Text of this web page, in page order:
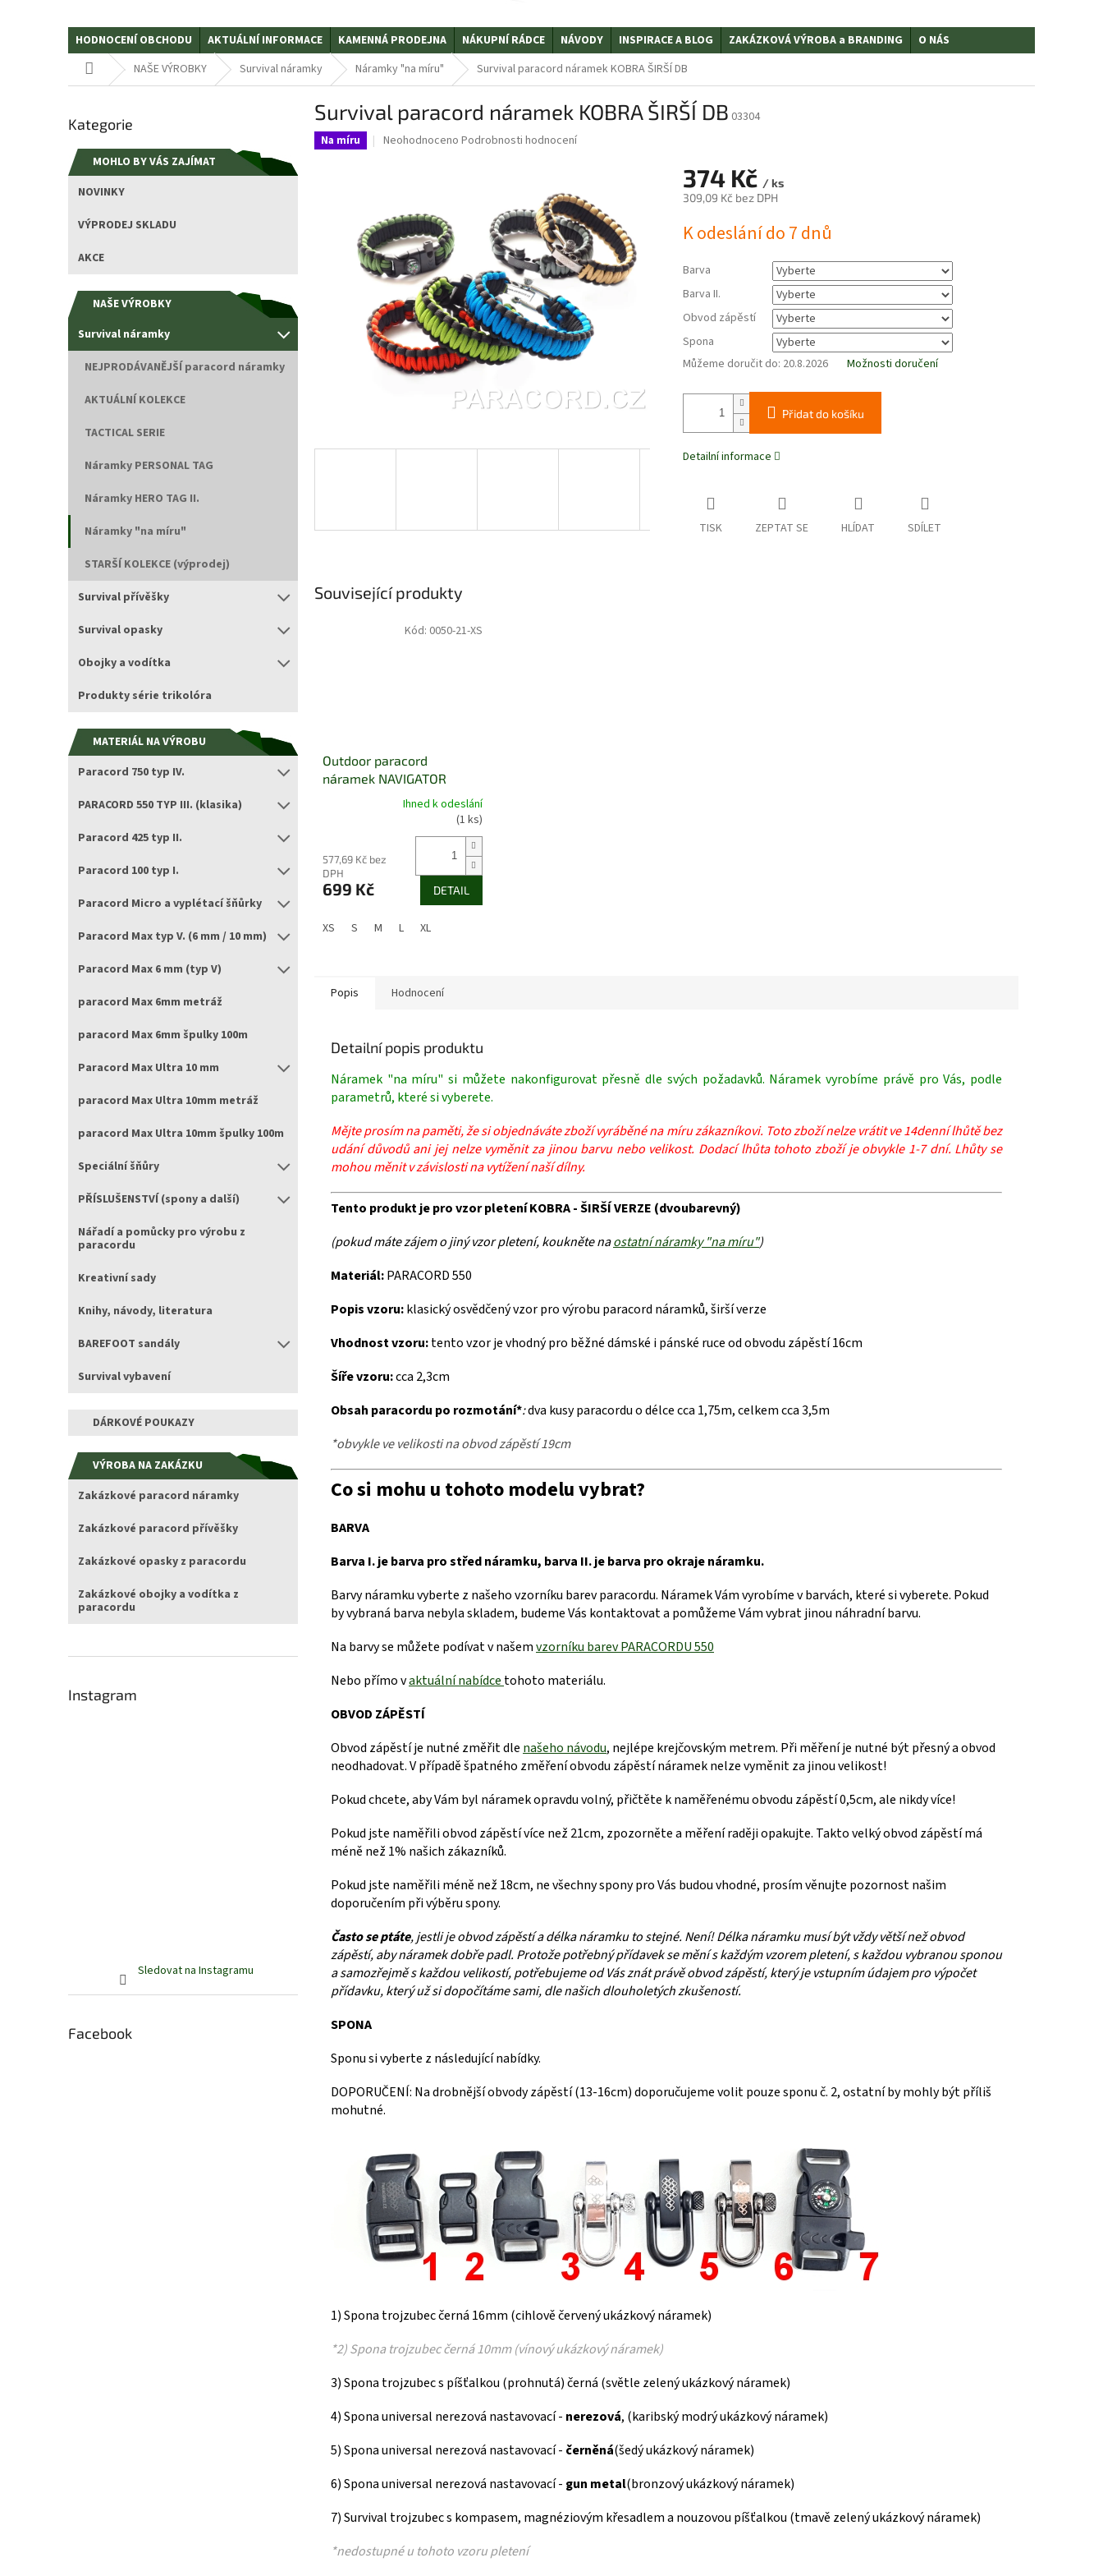
HODNOCENÍ OBCHODU AKTUÁLNÍ INFORMACE KAMENNÁ PRODEJNA NÁKUPNÍ RÁDCE NÁVODY INSPIRACE A BLOG ZAKÁZKOVÁ VÝROBA a BRANDING
O NÁS
Domů NAŠE VÝROBKY Survival náramky Náramky "na míru" Survival paracord náramek KOBRA ŠIRŠÍ DB
s
r
n
e
kategorie
Kategorie
MOHLO BY VÁS ZAJÍMAT
NOVINKY
VÝPRODEJ SKLADU
AKCE
NAŠE VÝROBKY
Survival náramky
NEJPRODÁVANĚJŠÍ paracord náramky
AKTUÁLNÍ KOLEKCE
TACTICAL SERIE
Náramky PERSONAL TAG
Náramky HERO TAG II.
Náramky "na míru"
STARŠÍ KOLEKCE (výprodej)
Survival přívěšky
Survival opasky
Obojky a vodítka
Produkty série trikolóra
MATERIÁL NA VÝROBU
Paracord 750 typ IV.
PARACORD 550 TYP III. (klasika)
Paracord 425 typ II.
Paracord 100 typ I.
Paracord Micro a vyplétací šňůrky
Paracord Max typ V. (6 mm / 10 mm)
Paracord Max 6 mm (typ V)
paracord Max 6mm metráž
paracord Max 6mm špulky 100m
Paracord Max Ultra 10 mm
paracord Max Ultra 10mm metráž
paracord Max Ultra 10mm špulky 100m
Speciální šňůry
PŘÍSLUŠENSTVÍ (spony a další)
Nářadí a pomůcky pro výrobu z
paracordu
Kreativní sady
Knihy, návody, literatura
BAREFOOT sandály
Survival vybavení
DÁRKOVÉ POUKAZY
VÝROBA NA ZAKÁZKU
Zakázkové paracord náramky
Zakázkové paracord přívěšky
Zakázkové opasky z paracordu
Zakázkové obojky a vodítka z
paracordu
Instagram
Sledovat na Instagramu
Facebook
Survival paracord náramek KOBRA ŠIRŠÍ DB 03304
Na míru
Průměrné
z
5
hvězdiček.
Neohodnoceno Podrobnosti hodnocení
374 Kč / ks
309,09 Kč bez DPH
cena:
K odeslání do 7 dnů
Barva
Barva II.
Obvod zápěstí
Spona
Můžeme doručit do: 20.8.2026 Možnosti doručení
Přidat do košíku
Detailní informace
TISK ZEPTAT SE HLÍDAT SDÍLET
Související produkty
Outdoor paracord
náramek NAVIGATOR
je
5,0
z
hvězdiček.
Ihned k odeslání
(1 ks)
577,69 Kč bez
DPH
699 Kč DETAIL
XS S M L XL
Kód: 0050-21-XS
Popis Hodnocení
Detailní popis produktu
Náramek "na míru" si můžete nakonfigurovat přesně dle svých požadavků. Náramek vyrobíme právě pro Vás, podle
parametrů, které si vyberete.
Mějte prosím na paměti, že si objednáváte zboží vyráběné na míru zákazníkovi. Toto zboží nelze vrátit ve 14denní lhůtě bez
udání důvodů ani jej nelze vyměnit za jinou barvu nebo velikost. Dodací lhůta tohoto zboží je obvykle 1-7 dní. Lhůty se
mohou měnit v závislosti na vytížení naší dílny.
Tento produkt je pro vzor pletení KOBRA - ŠIRŠÍ VERZE (dvoubarevný)
(pokud máte zájem o jiný vzor pletení, koukněte naostatní náramky "na míru")
Materiál:PARACORD 550
Popis vzoru:klasický osvědčený vzor pro výrobu paracord náramků, širší verze
Vhodnost vzoru:tento vzor je vhodný pro běžné dámské i pánské ruce od obvodu zápěstí 16cm
Šíře vzoru:cca 2,3cm
Obsah paracordu po rozmotání*:dva kusy paracordu o délce cca 1,75m, celkem cca 3,5m
*obvykle ve velikosti na obvod zápěstí 19cm
Co si mohu u tohoto modelu vybrat?
BARVA
Barva I. je barva pro střed náramku, barva II. je barva pro okraje náramku.
Barvy náramku vyberte z našeho vzorníku barev paracordu. Náramek Vám vyrobíme v barvách, které si vyberete. Pokud
by vybraná barva nebyla skladem, budeme Vás kontaktovat a pomůžeme Vám vybrat jinou náhradní barvu.
Na barvy se můžete podívat v našemvzorníku barev PARACORDU 550
Nebo přímo vaktuální nabídce tohoto materiálu.
OBVOD ZÁPĚSTÍ
Obvod zápěstí je nutné změřit dle našeho návodu, nejlépe krejčovským metrem. Při měření je nutné být přesný a obvod
neodhadovat. V případě špatného změření obvodu zápěstí náramek nelze vyměnit za jinou velikost!
Pokud chcete, aby Vám byl náramek opravdu volný, přičtěte k naměřenému obvodu zápěstí 0,5cm, ale nikdy více!
Pokud jste naměřili obvod zápěstí více než 21cm, zpozorněte a měření raději opakujte. Takto velký obvod zápěstí má
méně než 1% našich zákazníků.
Pokud jste naměřili méně než 18cm, ne všechny spony pro Vás budou vhodné, prosím věnujte pozornost našim
doporučením při výběru spony.
Často se ptáte, jestli je obvod zápěstí a délka náramku to stejné. Není! Délka náramku musí být vždy větší než obvod
zápěstí, aby náramek dobře padl. Protože potřebný přídavek se mění s každým vzorem pletení, s každou vybranou sponou
a samozřejmě s každou velikostí, potřebujeme od Vás znát právě obvod zápěstí, který je vstupním údajem pro výpočet
přídavku, který už si dopočítáme sami, dle našich dlouholetých zkušeností.
SPONA
Sponu si vyberte z následující nabídky.
DOPORUČENÍ: Na drobnější obvody zápěstí (13-16cm) doporučujeme volit pouze sponu č. 2, ostatní by mohly být příliš
mohutné.
1) Spona trojzubec černá 16mm (cihlově červený ukázkový náramek)
*2) Spona trojzubec černá 10mm (vínový ukázkový náramek)
3) Spona trojzubec s píšťalkou (prohnutá) černá (světle zelený ukázkový náramek)
4) Spona universal nerezová nastavovací - nerezová, (karibský modrý ukázkový náramek)
5) Spona universal nerezová nastavovací - černěná(šedý ukázkový náramek)
6) Spona universal nerezová nastavovací - gun metal(bronzový ukázkový náramek)
7) Survival trojzubec s kompasem, magnéziovým křesadlem a nouzovou píšťalkou (tmavě zelený ukázkový náramek)
*nedostupné u tohoto vzoru pletení